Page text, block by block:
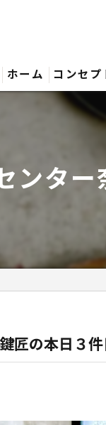
ホーム コンセプ
ンター
匠の本日３